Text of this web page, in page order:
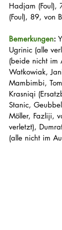
Hadjam (Foul),
(Foul), 89, von
Bemerkungen:
Ugrinic (alle
(beide nicht im
Watkowiak,
Mambimbi,
Krasniqi
Stanic,
Möller, Fazliji,
verletzt),
(alle nicht im